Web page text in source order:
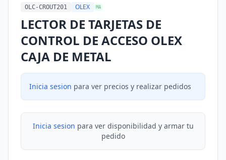
OLC-CROUT201 OLEX MA
LECTOR DE TARJETAS DE
CONTROL DE ACCESO OLEX
CAJA DE METAL
Inicia sesion para ver precios y realizar pedidos
Inicia sesion para ver disponibilidad y armar tu
pedido